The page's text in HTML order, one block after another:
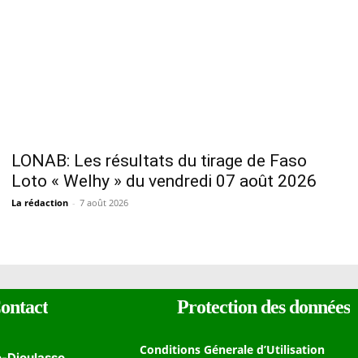
LONAB: Les résultats du tirage de Faso
Loto « Welhy » du vendredi 07 août 2026
La rédaction - 7 août 2026
Protection des données
Conditions Génerale d’Utilisation